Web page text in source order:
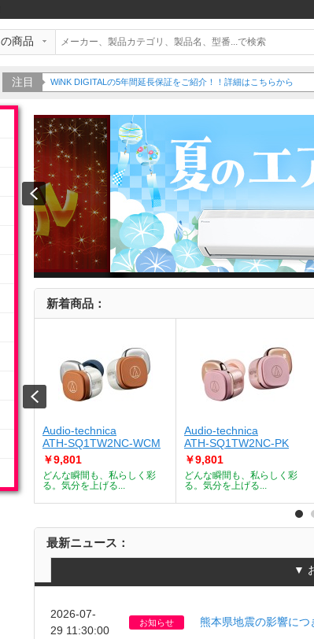
注目 WiNK DIGITALの5年間延長保証をご紹介！！詳細はこちらから
新着商品：
Audio-technica
ATH-SQ1TW2NC-WCM
￥9,801
どんな瞬間も、私らしく彩
る。気分を上げる...
Audio-technica
ATH-SQ1TW2NC-PK
￥9,801
どんな瞬間も、私らしく彩
る。気分を上げる...
最新ニュース：
▼
2026-07-
29 11:30:00
お知らせ 熊本県地震の影響につ